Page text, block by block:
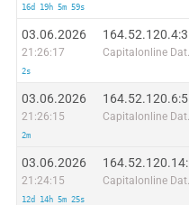
16d 19h 5m 59s
03.06.2026
21:26:17
2s
03.06.2026
21:26:15
2m
03.06.2026
21:24:15
12d 14h 5m 25s